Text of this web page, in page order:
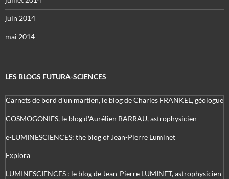
juin 2014
mai 2014
LES BLOGS FUTURA-SCIENCES
Carnets de bord d’un martien, le blog de Charles FRANKEL, géologue
COSMOGONIES, le blog d'Aurélien BARRAU, astrophysicien
e-LUMINESCIENCES: the blog of Jean-Pierre Luminet
Explora
LUMINESCIENCES : le blog de Jean-Pierre LUMINET, astrophysicien